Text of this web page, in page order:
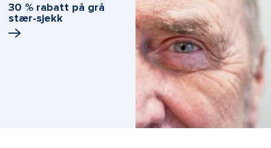
30 % rabatt på grå
stær-sjekk